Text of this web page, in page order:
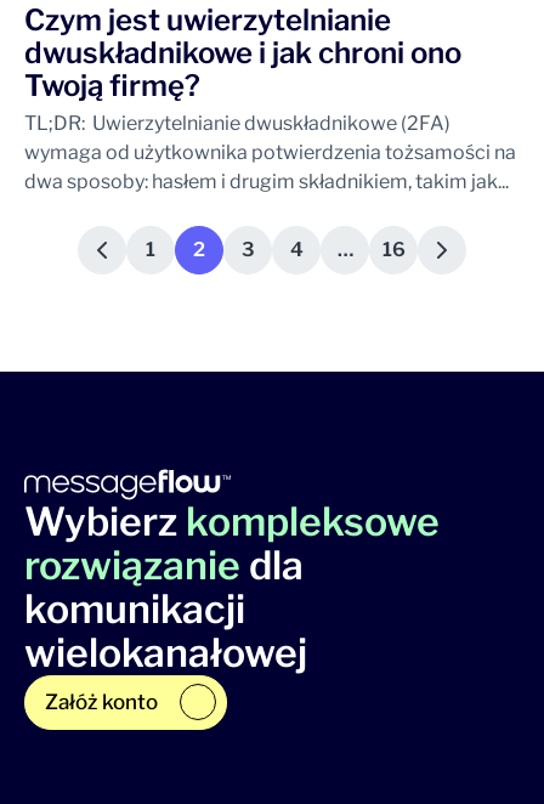
Czym jest uwierzytelnianie
dwuskładnikowe i jak chroni ono
Twoją firmę?
TL;DR: Uwierzytelnianie dwuskładnikowe (2FA)
wymaga od użytkownika potwierdzenia tożsamości na
dwa sposoby: hasłem i drugim składnikiem, takim jak...
1 2 3 4 … 16
Wybierz kompleksowe
rozwiązanie dla
komunikacji
wielokanałowej
Załóż konto